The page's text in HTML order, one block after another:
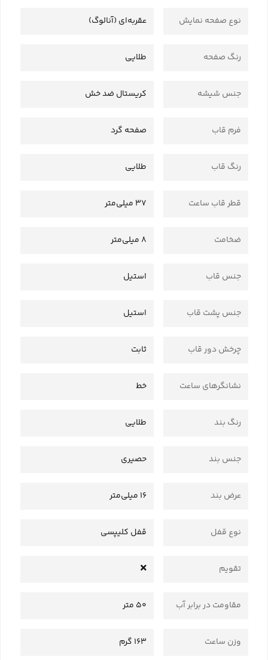
نوع صفحه نمایش عقربه‌ای (آنالوگ)
رنگ صفحه طلایی
جنس شیشه کریستال ضد خش
فرم قاب صفحه گرد
رنگ قاب طلایی
قطر قاب ساعت 37 میلی‌متر
ضخامت 8 میلی‌متر
جنس قاب استیل
جنس پشت قاب استیل
چرخش دور قاب ثابت
نشانگرهای ساعت خط
رنگ بند طلایی
جنس بند حصیری
عرض بند 16 میلی‌متر
نوع قفل قفل کلیپسی
تقویم
مقاومت در برابر آب 50 متر
وزن ساعت 163 گرم